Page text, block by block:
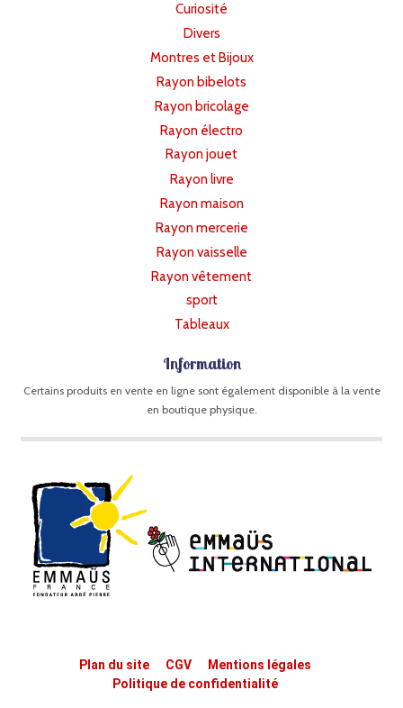
Curiosité
Divers
Montres et Bijoux
Rayon bibelots
Rayon bricolage
Rayon électro
Rayon jouet
Rayon livre
Rayon maison
Rayon mercerie
Rayon vaisselle
Rayon vêtement
sport
Tableaux
Information
Certains produits en vente en ligne sont également disponible à la vente
en boutique physique.
Plan du site CGV
Mentions légales
Politique de confidentialité